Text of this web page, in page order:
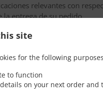
site
for the following
to function
on your next order and
relevantes con
entrega de su pedido.
de correo electrónico,
en medios electrónicos
a través de los
y enviarle
perdidos y sobre la